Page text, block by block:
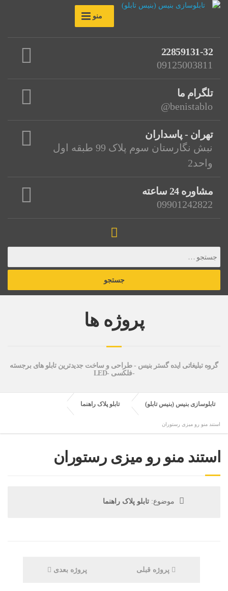
منو
22859131-32
09125003811
تلگرام ما
benistablo@
تهران - پاسداران
نبش نگارستان سوم پلاک 99 طبقه اول
واحد2
مشاوره 24 ساعته
09901242822
پروژه ها
گروه تبلیغاتی ایده گستر بنیس - طراحی و ساخت جدیدترین تابلو های برجسته
-فلکسی -LED
تابلوسازی بنیس (بنیس تابلو) تابلو پلاک راهنما
استند منو رو میزی رستوران
استند منو رو میزی رستوران
موضوع: تابلو پلاک راهنما
پروژه قبلی پروژه بعدی